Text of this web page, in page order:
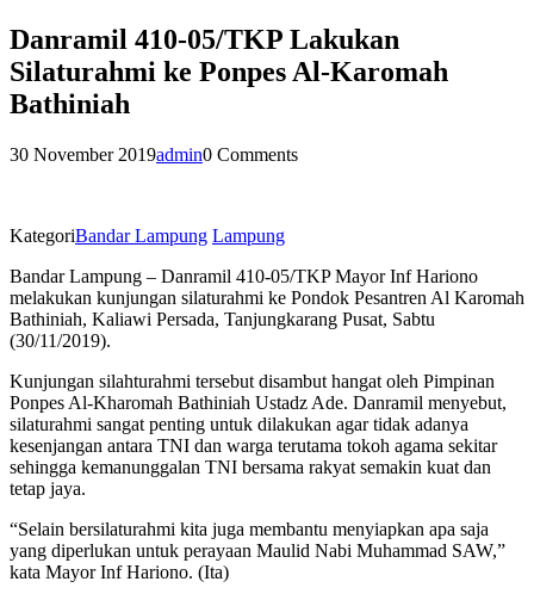
Danramil 410-05/TKP Lakukan
Silaturahmi ke Ponpes Al-Karomah
Bathiniah
30 November 2019admin0 Comments
KategoriBandar Lampung Lampung
Bandar Lampung – Danramil 410-05/TKP Mayor Inf Hariono
melakukan kunjungan silaturahmi ke Pondok Pesantren Al Karomah
Bathiniah, Kaliawi Persada, Tanjungkarang Pusat, Sabtu
(30/11/2019).
Kunjungan silahturahmi tersebut disambut hangat oleh Pimpinan
Ponpes Al-Kharomah Bathiniah Ustadz Ade. Danramil menyebut,
silaturahmi sangat penting untuk dilakukan agar tidak adanya
kesenjangan antara TNI dan warga terutama tokoh agama sekitar
sehingga kemanunggalan TNI bersama rakyat semakin kuat dan
tetap jaya.
“Selain bersilaturahmi kita juga membantu menyiapkan apa saja
yang diperlukan untuk perayaan Maulid Nabi Muhammad SAW,”
kata Mayor Inf Hariono. (Ita)